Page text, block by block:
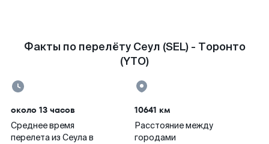
Факты по перелёту Сеул (SEL) - Торонто
(YTO)
около 13 часов
Среднее время
перелета из Сеула в
10641 км
Расстояние между
городами